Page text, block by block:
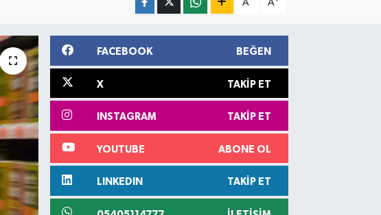
A A
FACEBOOK BEĞEN
X TAKIP ET
INSTAGRAM TAKIP ET
YOUTUBE ABONE OL
LINKEDIN TAKIP ET